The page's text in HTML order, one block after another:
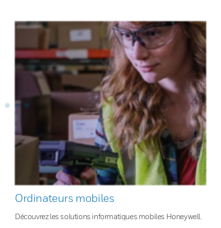
Ordinateurs mobiles
Découvrez les solutions informatiques mobiles Honeywell.